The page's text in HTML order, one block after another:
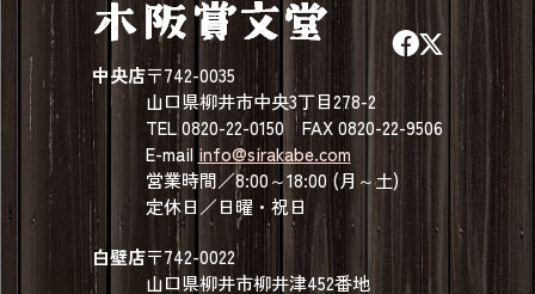
中央店〒742-0035
山口県柳井市中央3丁目278-2
TEL 0820-22-0150 FAX 0820-22-9506
E-mail info@sirakabe.com
営業時間／8:00～18:00 (月～土)
定休日／日曜・祝日
白壁店〒742-0022
山口県柳井市柳井津452番地